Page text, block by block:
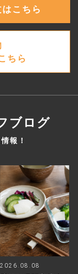
こちら
ちら
ブログ
報！
2026.08.08